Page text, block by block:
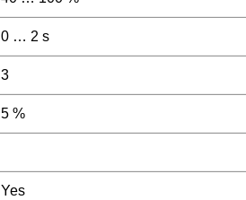
0 … 2 s
3
5 %
Yes